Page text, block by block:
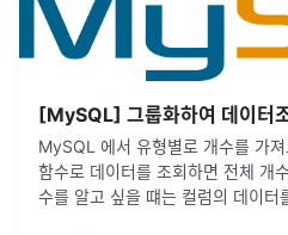
[MySQL] 그룹화하여 데이터
MySQL 에서 유형별로 개수를 가
함수로 데이터를 조회하면 전체 개
수를 알고 싶을 떄는 컬럼의 데이터